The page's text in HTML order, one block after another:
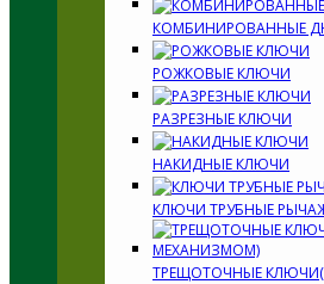
КОМБИНИРОВАННЫЕ
РОЖКОВЫЕ КЛЮЧИ
РАЗРЕЗНЫЕ КЛЮЧИ
НАКИДНЫЕ КЛЮЧИ
КЛЮЧИ ТРУБНЫЕ
ТРЕЩОТОЧНЫЕ